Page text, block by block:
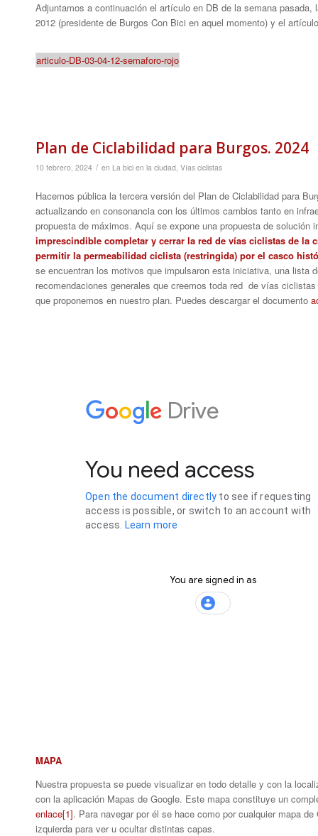
Adjuntamos a continuación el artículo en DB de la semana
2012 (presidente de Burgos Con Bici en aquel momento) y el
articulo-DB-03-04-12-semaforo-rojo
Plan de Ciclabilidad para Burgos. 2024
10 febrero, 2024 / en La bici en la ciudad, Vías ciclistas
Hacemos pública la tercera versión del Plan de Ciclabilidad para
actualizando en consonancia con los últimos cambios tanto en
propuesta de máximos. Aquí se expone una propuesta de solución
imprescindible completar y cerrar la red de vías ciclistas de
permitir la permeabilidad ciclista (restringida) por el casco
se encuentran los motivos que impulsaron esta iniciativa, una
recomendaciones generales que creemos toda red de vías
que proponemos en nuestro plan. Puedes descargar el documento
MAPA
Nuestra propuesta se puede visualizar en todo detalle y con la
con la aplicación Mapas de Google. Este mapa constituye un
enlace[1]. Para navegar por él se hace como por cualquier mapa
izquierda para ver u ocultar distintas capas.